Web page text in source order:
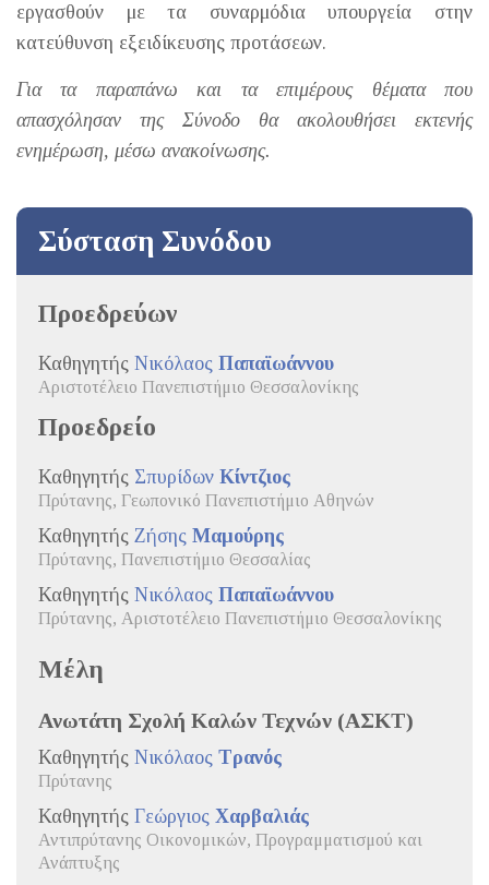
εργασθούν με τα συναρμόδια υπουργεία στην
κατεύθυνση εξειδίκευσης προτάσεων.
Για τα παραπάνω και τα επιμέρους θέματα που
απασχόλησαν της Σύνοδο θα ακολουθήσει εκτενής
ενημέρωση, μέσω ανακοίνωσης.
Σύσταση Συνόδου
Προεδρεύων
Καθηγητής Νικόλαος Παπαϊωάννου
Αριστοτέλειο Πανεπιστήμιο Θεσσαλονίκης
Προεδρείο
Καθηγητής Σπυρίδων Κίντζιος
Πρύτανης, Γεωπονικό Πανεπιστήμιο Αθηνών
Καθηγητής Ζήσης Μαμούρης
Πρύτανης, Πανεπιστήμιο Θεσσαλίας
Καθηγητής Νικόλαος Παπαϊωάννου
Πρύτανης, Αριστοτέλειο Πανεπιστήμιο Θεσσαλονίκης
Μέλη
Ανωτάτη Σχολή Καλών Τεχνών (ΑΣΚΤ)
Καθηγητής Νικόλαος Τρανός
Πρύτανης
Καθηγητής Γεώργιος Χαρβαλιάς
Αντιπρύτανης Οικονομικών, Προγραμματισμού και
Ανάπτυξης